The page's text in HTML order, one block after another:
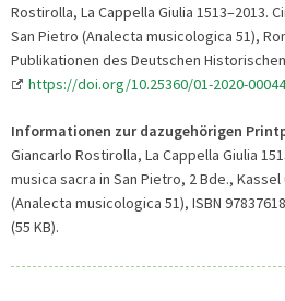
Rostirolla, La Cappella Giulia 1513–2013.
San Pietro (Analecta musicologica 51),
Publikationen des Deutschen
https://doi.org/10.25360/01-2020-00044
Informationen zur dazugehörigen
Giancarlo Rostirolla, La Cappella Giulia
musica sacra in San Pietro, 2 Bde.,
(Analecta musicologica 51), ISBN
(55 KB).